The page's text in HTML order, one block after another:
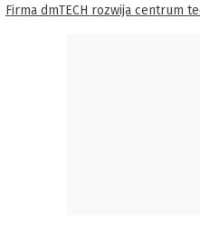
Firma dmTECH rozwija centrum